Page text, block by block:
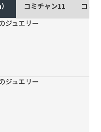
込み・資
コミチャン11 コミ
ジュエリー
ジュエリー